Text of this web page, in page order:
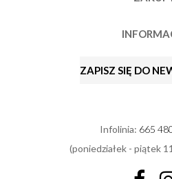
ZAPISZ SIĘ DO
Infolinia: 665
(poniedziałek - piątek